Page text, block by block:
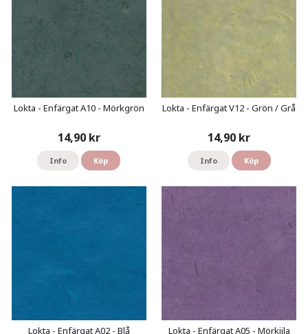
Lokta - Enfärgat A10 - Mörkgrön
14,90 kr
Info Köp
Lokta - Enfärgat V12 - Grön / Grå
14,90 kr
Info Köp
Lokta - Enfärgat A02 - Blå Lokta - Enfärgat A05 - Mörkiila